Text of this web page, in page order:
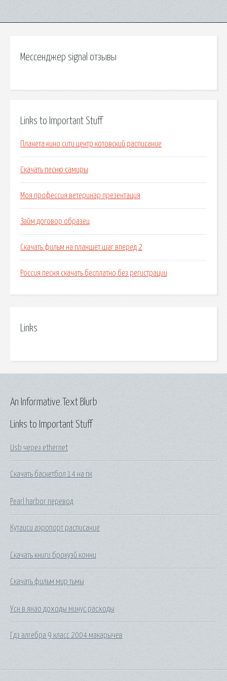
Мессенджер signal отзывы
Links to Important Stuff
Планета кино сити центр котовский расписание
Скачать песню самиры
Моя профессия ветеринар презентация
Займ договор образец
Скачать фильм на планшет шаг вперед 2
Россия песня скачать бесплатно без регистрации
Links
Links to Important Stuff
Usb через ethernet
Скачать баскетбол 14 на пк
Pearl harbor перевод
Кутаиси аэропорт расписание
Скачать книги брокуэй конни
Скачать фильм мир тьмы
Усн в янао доходы минус расходы
Гдз алгебра 9 класс 2004 макарычев
An Informative Text Blurb